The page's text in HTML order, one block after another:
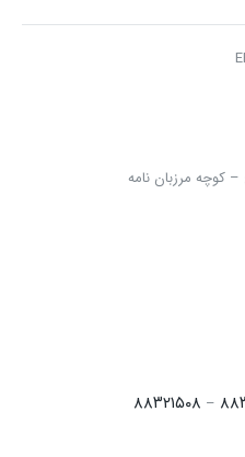
كوچه مرزبان نامه
– ۸۸۳۲۱۵۰۸